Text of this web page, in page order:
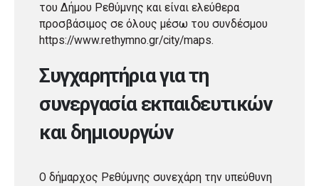
του Δήμου Ρεθύμνης και είναι ελεύθερα
προσβάσιμος σε όλους μέσω του συνδέσμου
https://www.rethymno.gr/city/maps.
Συγχαρητήρια για τη
συνεργασία εκπαιδευτικών
και δημιουργών
Ο δήμαρχος Ρεθύμνης συνεχάρη την υπεύθυνη